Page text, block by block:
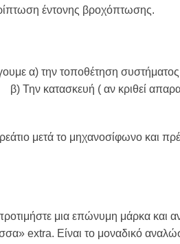
έντονης βροχόπτωσης.
α) την τοποθέτηση
Την κατασκευή ( αν κριθεί
μετά το μηχανοσίφωνο και
μια επώνυμη μάρκα και
extra. Είναι το μοναδικό